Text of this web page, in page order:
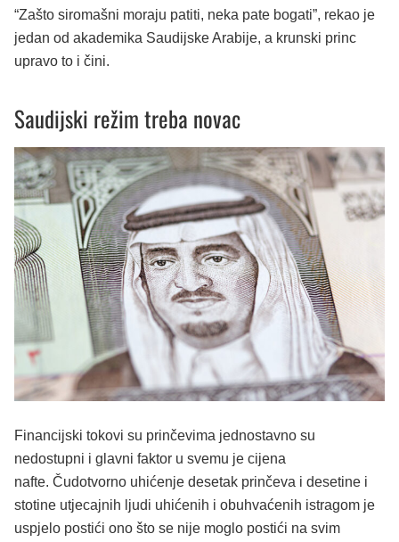
“Zašto siromašni moraju patiti, neka pate bogati”, rekao je
jedan od akademika Saudijske Arabije, a krunski princ
upravo to i čini.
Saudijski režim treba novac
Financijski tokovi su prinčevima jednostavno su
nedostupni i glavni faktor u svemu je cijena
nafte. Čudotvorno uhićenje desetak prinčeva i desetine i
stotine utjecajnih ljudi uhićenih i obuhvaćenih istragom je
uspjelo postići ono što se nije moglo postići na svim